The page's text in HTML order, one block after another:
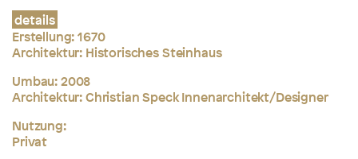
details
Erstellung:1670
Architektur: Historisches Steinhaus
Umbau:2008
Architektur:Christian Speck Innenarchitekt/Designer
Nutzung:
Privat